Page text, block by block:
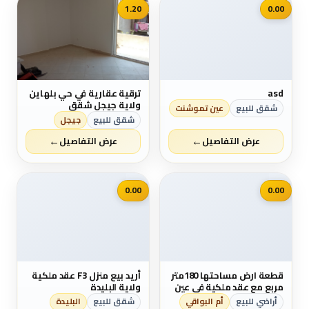
0.00
asd
شقق للبيع عين تموشنت
عرض التفاصيل←
1.20
ترقية عقارية في حي بلهاين
ولاية جيجل شقق
بامواصفات عصرية في حي
راقي جدا فيني دال دو صول
فايونس شوفاج سونطرال
كويزين ايكيبي مصعد
فردي موثق ودفتر عقاري
ب...
شقق للبيع جيجل
عرض التفاصيل←
📷
0.00
قطعة ارض مساحتها 180متر
مربع مع عقد ملكية في عين
البيضاء كهينة رقم1 عن أراضي للبيع أم البواقي
📷
0.00
أريد بيع منزل F3 عقد ملكية
ولاية البليدة
شقق للبيع البليدة